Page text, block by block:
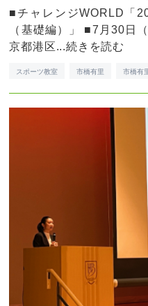
■チャレンジWORLD「
（基礎編）」 ■7月30日
京都港区...続きを読む
スポーツ教室 市橋有里 市橋有